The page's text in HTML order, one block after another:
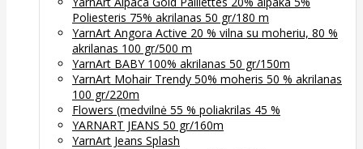
Poliesteris 75% akrilanas 50 gr/180 m
YarnArt Angora Active 20 % vilna su moheriu, 80 %
akrilanas 100 gr/500 m
YarnArt BABY 100% akrilanas 50 gr/150m
YarnArt Mohair Trendy 50% moheris 50 % akrilanas
100 gr/220m
Flowers (medvilnė 55 % poliakrilas 45 %
YARNART JEANS 50 gr/160m
YarnArt Jeans Splash